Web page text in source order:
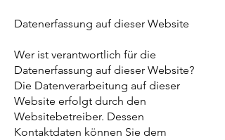
Datenerfassung auf dieser Website
Wer ist verantwortlich für die
Datenerfassung auf dieser Website?
Die Datenverarbeitung auf dieser
Website erfolgt durch den
Websitebetreiber. Dessen
Kontaktdaten können Sie dem